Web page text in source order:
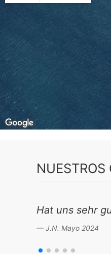
NUESTROS
Hat uns sehr
J.N. Mayo 2024